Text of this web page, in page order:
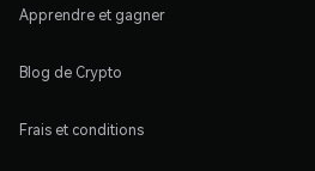
Apprendre et gagner
Blog de Crypto
Frais et conditions